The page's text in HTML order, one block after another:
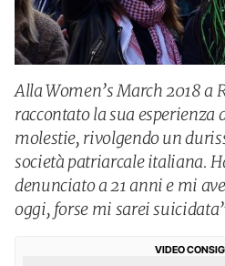
Alla Women’s March 2018 a
raccontato la sua
molestie, rivolgendo un
società patriarcale italiana.
denunciato a 21 anni e mi
oggi, forse mi sarei
VIDEO